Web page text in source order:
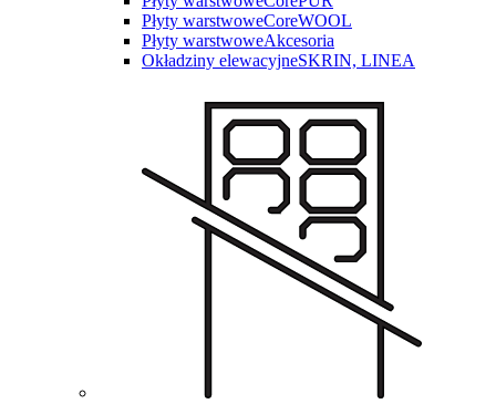
Płyty warstwoweCoreWOOL
Płyty warstwoweAkcesoria
Okładziny elewacyjneSKRIN, LINEA